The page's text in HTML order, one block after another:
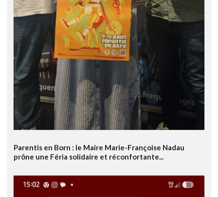
Parentis en Born : le Maire Marie-Françoise Nadau
prône une Féria solidaire et réconfortante...